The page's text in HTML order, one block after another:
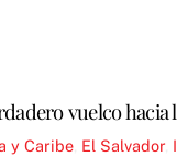
vuelco
y Caribe El Salvador,